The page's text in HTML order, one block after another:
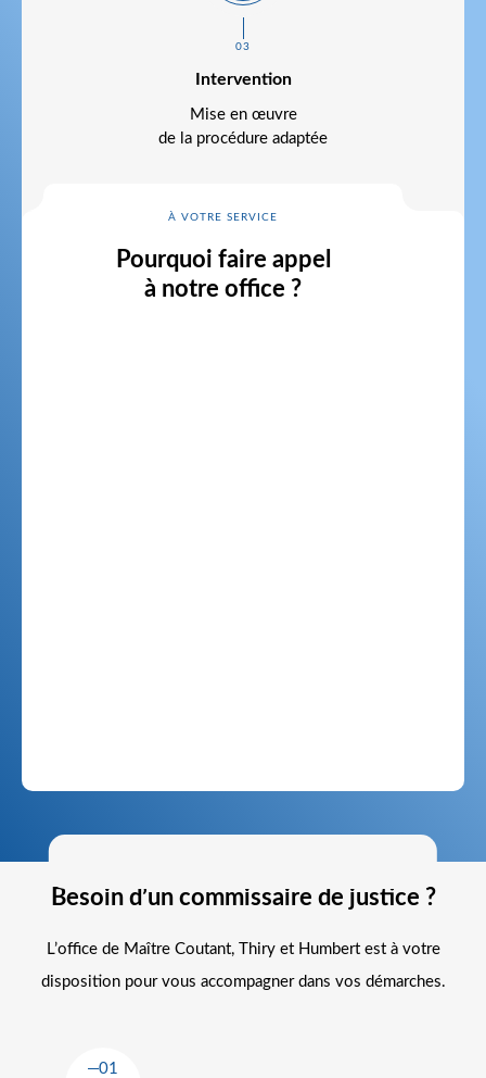
03
Intervention
Mise en œuvre
de la procédure adaptée
À VOTRE SERVICE
Pourquoi faire appel
à notre office ?
Besoin d’un commissaire de justice ?
L’office de Maître Coutant, Thiry et Humbert est à votre
disposition pour vous accompagner dans vos démarches.
01